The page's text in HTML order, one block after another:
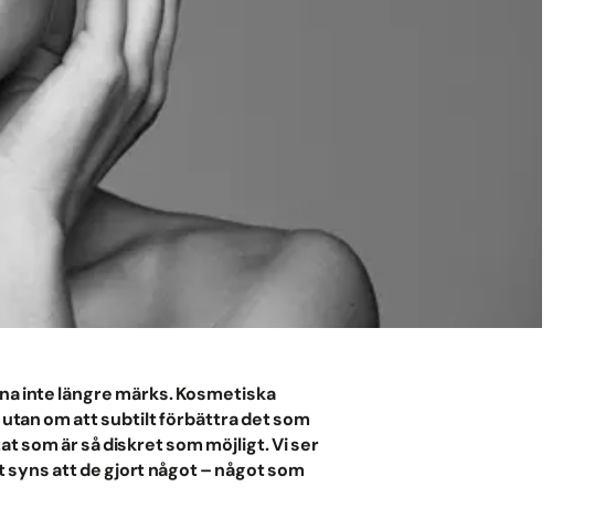
inte längre märks. Kosmetiska
om att subtilt förbättra det som
som är så diskret som möjligt. Vi ser
att de gjort något – något som